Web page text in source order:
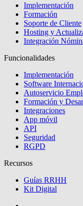
Implementación
Formación
Soporte de Cliente
Hosting y
Integración
Funcionalidades
Implementación
Software
Autoservicio
Formación y
Integraciones
App móvil
API
Seguridad
RGPD
Recursos
Guías RRHH
Kit Digital